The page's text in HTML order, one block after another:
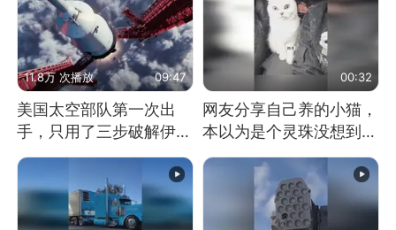
11.8万 次播放 09:47
美国太空部队第一次出
手，只用了三步破解伊朗
防空
00:32
网友分享自己养的小猫，
本以为是个灵珠没想到是
魔丸